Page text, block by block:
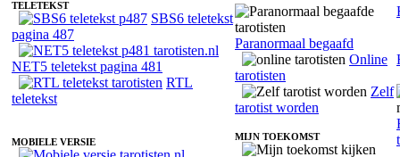
TELETEKST
SBS6 teletekst
pagina 487
NET5 teletekst pagina 481
RTL
teletekst
MOBIELE VERSIE
Paranormaal begaafd
Online
tarotisten
Zelf
tarotist worden
MIJN TOEKOMST